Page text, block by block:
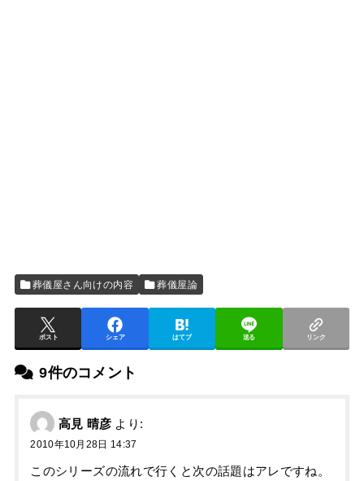
葬儀屋さん向けの内容 葬儀屋論
ポスト シェア はてブ 送る リンク
9件のコメント
高見 晴彦 より:
2010年10月28日 14:37
このシリーズの流れで行くと次の話題はアレですね。